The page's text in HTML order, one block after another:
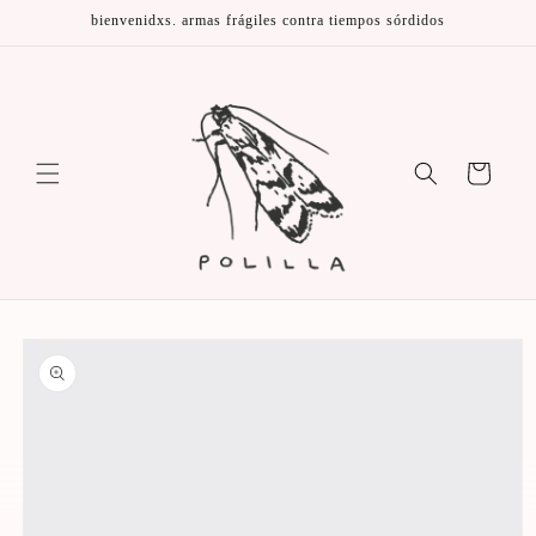
directamentebienvenidxs. armas frágiles contra tiempos sórdidos
Carrito
a la
información